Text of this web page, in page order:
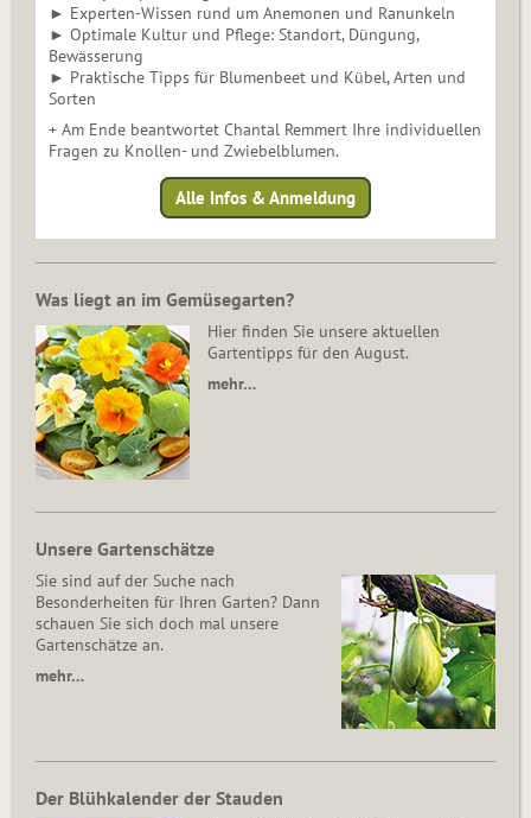
► Experten-Wissen rund um Anemonen und Ranunkeln
► Optimale Kultur und Pflege: Standort, Düngung,
Bewässerung
► Praktische Tipps für Blumenbeet und Kübel, Arten und
Sorten
+ Am Ende beantwortet Chantal Remmert Ihre individuellen
Fragen zu Knollen- und Zwiebelblumen.
Alle Infos & Anmeldung
Was liegt an im Gemüsegarten?
Hier finden Sie unsere aktuellen
Gartentipps für den August.
mehr…
Unsere Gartenschätze
Sie sind auf der Suche nach
Besonderheiten für Ihren Garten? Dann
schauen Sie sich doch mal unsere
Gartenschätze an.
mehr…
Der Blühkalender der Stauden